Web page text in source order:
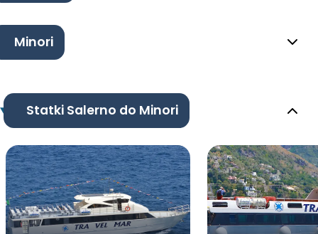
Minori
Statki Salerno do Minori